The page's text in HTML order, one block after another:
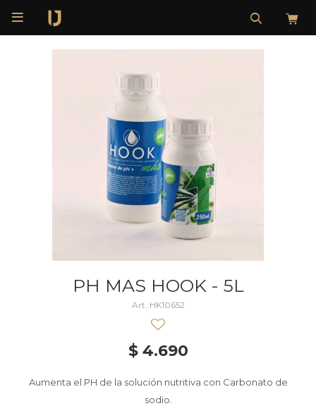

PH MAS HOOK - 5L
HK10652
$ 4.690
Aumenta el PH de la solución nutritiva con Carbonato de
sodio.